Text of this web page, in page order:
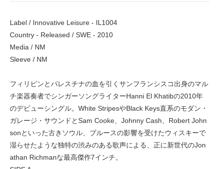
Label / Innovative Leisure - IL1004
Country - Released / SWE - 2010
Media / NM
Sleeve / NM
フィリピンとパレスチナの血を引くサンフランシスコ出身のマル
チ楽器奏者でシンガーソングライターHanni El Khatibの2010年
のデビューシングル。White StripesやBlack Keys直系のモダン・
ガレージ・サウンドとSam Cooke、Johnny Cash、Robert John
sonといった古きソウル、ブルースの影響を受けたウィスキーで
湿らせたような独特の渋みのある歌声による、正に新世代のJon
athan Richmanな最高傑作7インチ。